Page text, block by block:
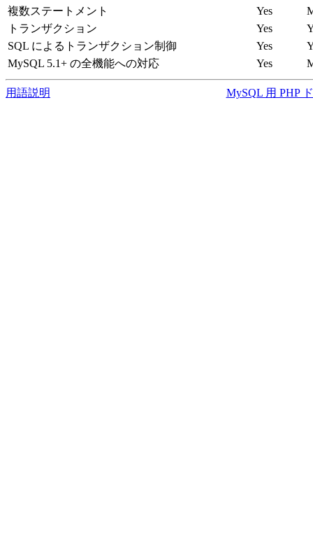
複数ステートメント
Yes
トランザクション
Yes
SQL によるトランザクション制御
Yes
MySQL 5.1+ の全機能への対応
Yes
用語説明 MySQL 用 PHP